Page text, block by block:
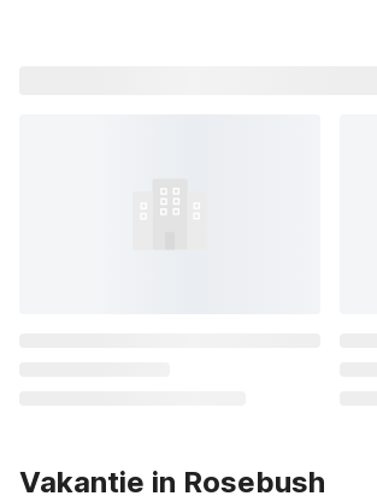
Vakantie in Rosebush